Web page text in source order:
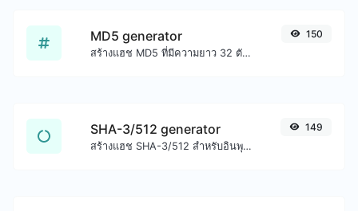
MD5 generator
สร้างแฮช MD5 ที่มีความยาว 32 ตัวอักษรสำหรับอินพุตสตริงใดๆ
150
SHA-3/512 generator
สร้างแฮช SHA-3/512 สำหรับอินพุตสตริงใดๆ
149